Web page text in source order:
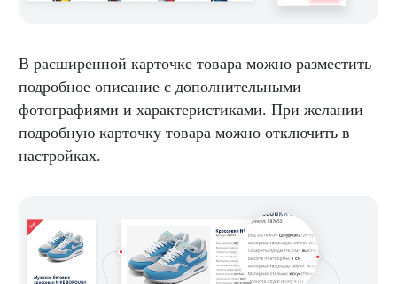
В расширенной карточке товара можно разместить
подробное описание с дополнительными
фотографиями и характеристиками. При желании
подробную карточку товара можно отключить в
настройках.